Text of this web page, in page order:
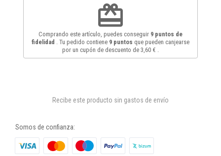
redeem
Comprando este artículo, puedes conseguir 9 puntos de
fidelidad
. Tu pedido contiene 9 puntos que pueden canjearse
por un cupón de descuento de 3,60 €
Recibe este producto sin gastos de envío
Somos de confianza: